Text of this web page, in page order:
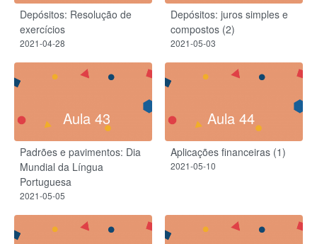
Depósitos: Resolução de
exercícios
2021-04-28
Depósitos: juros simples e
compostos (2)
2021-05-03
Aula 43
Padrões e pavimentos: Dia
Mundial da Língua
Portuguesa
2021-05-05
Aula 44
Aplicações financeiras (1)
2021-05-10